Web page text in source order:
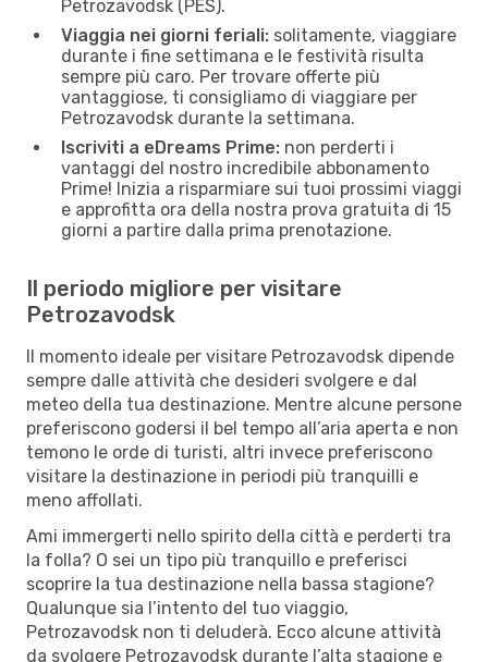
Petrozavodsk (PES).
Viaggia nei giorni feriali: solitamente, viaggiare
durante i fine settimana e le festività risulta
sempre più caro. Per trovare offerte più
vantaggiose, ti consigliamo di viaggiare per
Petrozavodsk durante la settimana.
Iscriviti a eDreams Prime: non perderti i
vantaggi del nostro incredibile abbonamento
Prime! Inizia a risparmiare sui tuoi prossimi viaggi
e approfitta ora della nostra prova gratuita di 15
giorni a partire dalla prima prenotazione.
Il periodo migliore per visitare
Petrozavodsk
Il momento ideale per visitare Petrozavodsk dipende
sempre dalle attività che desideri svolgere e dal
meteo della tua destinazione. Mentre alcune persone
preferiscono godersi il bel tempo all’aria aperta e non
temono le orde di turisti, altri invece preferiscono
visitare la destinazione in periodi più tranquilli e
meno affollati.
Ami immergerti nello spirito della città e perderti tra
la folla? O sei un tipo più tranquillo e preferisci
scoprire la tua destinazione nella bassa stagione?
Qualunque sia l’intento del tuo viaggio,
Petrozavodsk non ti deluderà. Ecco alcune attività
da svolgere Petrozavodsk durante l’alta stagione e